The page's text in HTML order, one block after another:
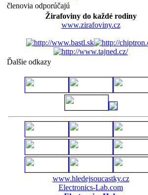
členovia odporúčajú
Žirafoviny do každé rodiny
www.zirafoviny.cz
Ďalšie odkazy
www.hledejsoucastky.cz
Electronics-Lab.com